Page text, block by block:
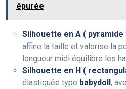
épurée
Silhouette en A ( pyramide
affine la taille et valorise la
longueur midi équilibre les
Silhouette en H (
élastiquée type babydoll,